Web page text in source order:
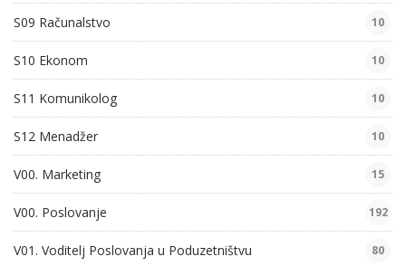
S09 Računalstvo 10
S10 Ekonom 10
S11 Komunikolog 10
S12 Menadžer 10
V00. Marketing 15
V00. Poslovanje 192
V01. Voditelj Poslovanja u Poduzetništvu 80